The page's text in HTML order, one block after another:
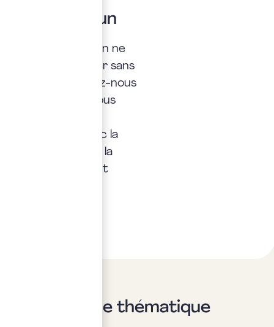
Posez là à un
Une interrogation ne
doit jamais rester sans
réponse. Confiez-nous
la vôtre : nous vous
rapidement, avec la
transparence et la
précision qui font
Sur la même thématique